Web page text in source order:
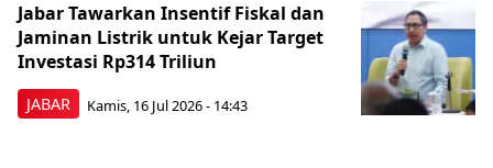
JABAR
Jabar Tawarkan Insentif Fiskal dan
Jaminan Listrik untuk Kejar Target
Investasi Rp314 Triliun
Kamis, 16 Jul 2026 - 14:43